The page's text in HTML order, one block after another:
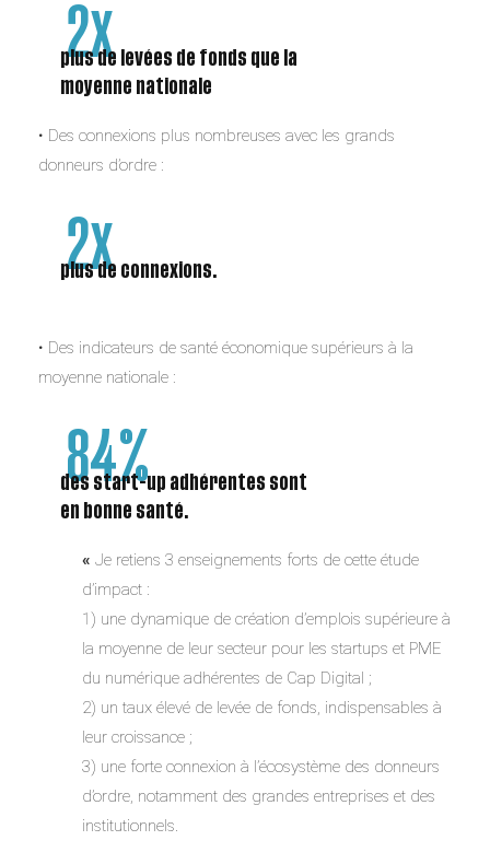
2x
plus de levées de fonds que la
moyenne nationale
• Des connexions plus nombreuses avec les grands
donneurs d’ordre :
2x
plus de connexions.
• Des indicateurs de santé économique supérieurs à la
moyenne nationale :
84%
des start-up adhérentes sont
en bonne santé.
« Je retiens 3 enseignements forts de cette étude
d’impact :
1) une dynamique de création d’emplois supérieure à
la moyenne de leur secteur pour les startups et PME
du numérique adhérentes de Cap Digital ;
2) un taux élevé de levée de fonds, indispensables à
leur croissance ;
3) une forte connexion à l’écosystème des donneurs
d’ordre, notamment des grandes entreprises et des
institutionnels.